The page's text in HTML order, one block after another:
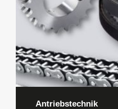
Antriebstechnik